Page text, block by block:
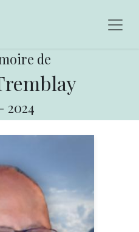
de
2024